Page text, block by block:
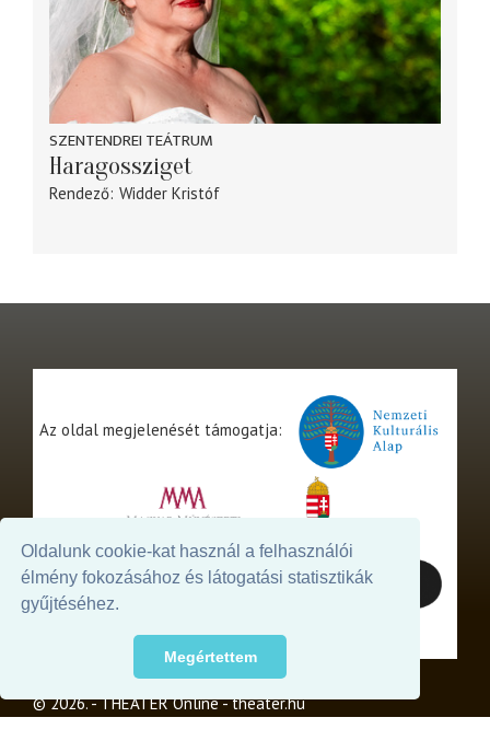
Oldalunk cookie-kat használ a felhasználói
élmény fokozásához és látogatási statisztikák
gyűjtéséhez.
Megértettem
SZENTENDREI TEÁTRUM
Haragossziget
Rendező Widder Kristóf
Az oldal megjelenését támogatja:
© 2026. - THEATER Online -theater.hu